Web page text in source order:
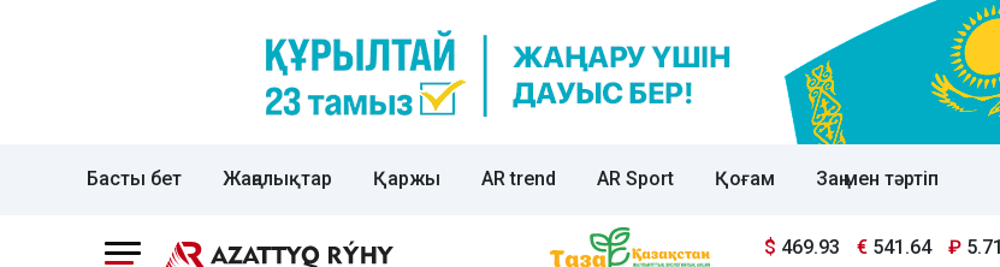
Басты бет Жаңалықтар Қаржы AR trend AR Sport Қоғам Заң мен тәртіп
$ 469.93 € 541.64 ₽ 5.71